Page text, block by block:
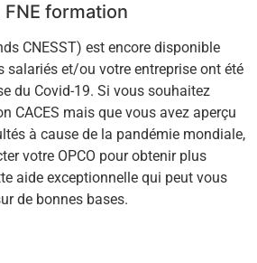
formation
CNESST) est encore disponible
salariés et/ou votre entreprise ont été
du Covid-19. Si vous souhaitez
CACES mais que vous avez aperçu
à cause de la pandémie mondiale,
votre OPCO pour obtenir plus
aide exceptionnelle qui peut vous
de bonnes bases.